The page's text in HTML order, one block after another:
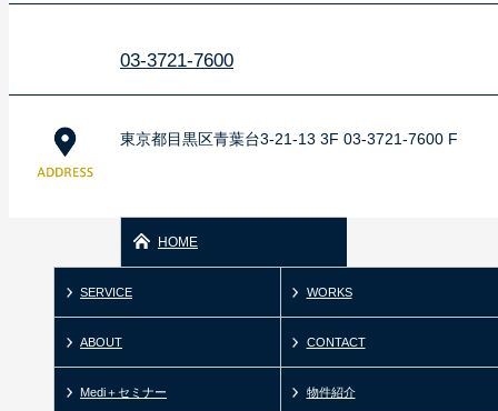
03-3721-7600
東京都目黒区青葉台3-21-13 3F 03-3721-7600 F
HOME
SERVICE WORKS
ABOUT CONTACT
Medi＋セミナー 物件紹介